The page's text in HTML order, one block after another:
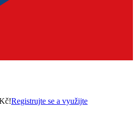
Registrujte se a využijte